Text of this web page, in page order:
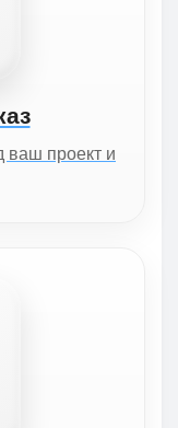
ваш проект и